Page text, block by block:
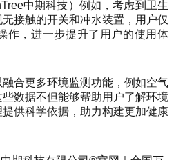
中期科技）例如，考虑到卫生
接触的开关和冲水装置，用户仅
作，进一步提升了用户的使用体
合更多环境监测功能，例如空气
数据不但能够帮助用户了解环境
供科学依据，助力构建更加健康